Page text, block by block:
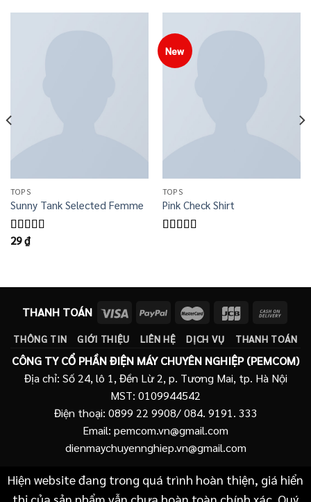
TOPS
Sunny Tank Selected Femme
Được xếp
29₫
New
TOPS
Pink Check Shirt
sao
THANH TOÁN
THÔNG TIN GIỚI THIỆU LIÊN HỆ DỊCH VỤ THANH TOÁN
CÔNG TY CỔ PHẦN ĐIỆN MÁY CHUYÊN NGHIỆP (PEMCOM)
Địa chỉ: Số 24, lô 1, Đền Lừ 2, p. Tương Mai, tp. Hà Nội
MST: 0109944542
Điện thoại: 0899 22 9908/ 084. 9191. 333
Email: pemcom.vn@gmail.com
dienmaychuyennghiep.vn@gmail.com
Hiện website đang trong quá trình hoàn thiện, giá hiển
thị của sản phẩm vẫn chưa hoàn toàn chính xác. Quý